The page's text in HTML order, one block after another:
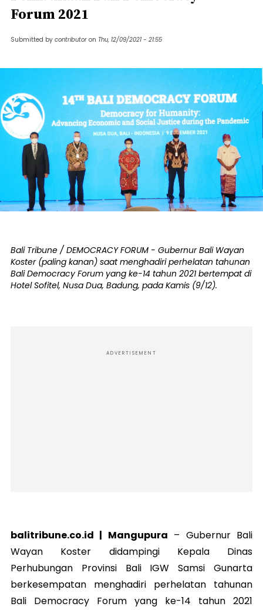
Forum 2021
Submitted by contributor on Thu, 12/09/2021 - 21:55
Bali Tribune / DEMOCRACY FORUM - Gubernur Bali Wayan
Koster (paling kanan) saat menghadiri perhelatan tahunan
Bali Democracy Forum yang ke-14 tahun 2021 bertempat di
Hotel Sofitel, Nusa Dua, Badung, pada Kamis (9/12).
ADVERTISEMENT
balitribune.co.id | Mangupura – Gubernur Bali
Wayan Koster didampingi Kepala Dinas
Perhubungan Provinsi Bali IGW Samsi Gunarta
berkesempatan menghadiri perhelatan tahunan
Bali Democracy Forum yang ke-14 tahun 2021